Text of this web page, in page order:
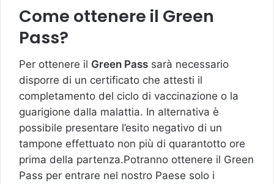
Come ottenere il Green
Pass?
Per ottenere il Green Pass sarà necessario
disporre di un certificato che attesti il
completamento del ciclo di vaccinazione o la
guarigione dalla malattia. In alternativa è
possibile presentare l’esito negativo di un
tampone effettuato non più di quarantotto ore
prima della partenza.Potranno ottenere il Green
Pass per entrare nel nostro Paese solo i